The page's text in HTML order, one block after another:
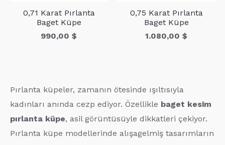
0,71 Karat Pırlanta
Baget Küpe
990,00 $
0,75 Karat Pırlanta
Baget Küpe
1.080,00 $
Pırlanta küpeler, zamanın ötesinde ışıltısıyla
kadınları anında cezp ediyor. Özellikle baget kesim
pırlanta küpe, asil görüntüsüyle dikkatleri çekiyor.
Pırlanta küpe modellerinde alışagelmiş tasarımların